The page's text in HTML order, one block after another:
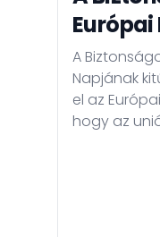
A
Napjának
el az
hogy az